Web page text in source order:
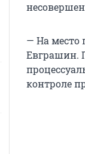
— На место
Евграшин.
контроле